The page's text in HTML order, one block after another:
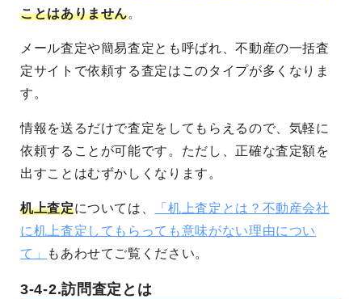
ことはありません。
メール査定や簡易査定とも呼ばれ、不動産の一括査
定サイトで依頼する査定はこのタイプが多くなりま
す。
情報を送るだけで査定をしてもらえるので、気軽に
依頼することが可能です。ただし、正確な査定額を
出すことはむずかしくなります。
机上査定については、
「机上査定とは？不動産会社
に机上査定してもらっても意味がない理由につい
て」
もあわせてご覧ください。
3-4-2.訪問査定とは